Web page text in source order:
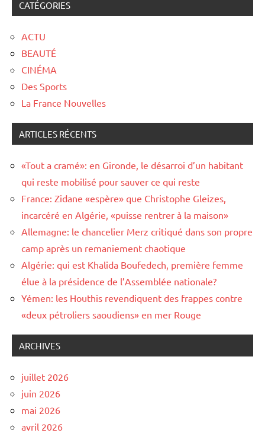
CATÉGORIES
ACTU
BEAUTÉ
CINÉMA
Des Sports
La France Nouvelles
ARTICLES RÉCENTS
«Tout a cramé»: en Gironde, le désarroi d’un habitant
qui reste mobilisé pour sauver ce qui reste
France: Zidane «espère» que Christophe Gleizes,
incarcéré en Algérie, «puisse rentrer à la maison»
Allemagne: le chancelier Merz critiqué dans son propre
camp après un remaniement chaotique
Algérie: qui est Khalida Boufedech, première femme
élue à la présidence de l’Assemblée nationale?
Yémen: les Houthis revendiquent des frappes contre
«deux pétroliers saoudiens» en mer Rouge
ARCHIVES
juillet 2026
juin 2026
mai 2026
avril 2026